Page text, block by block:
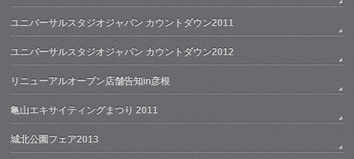
ユニバーサルスタジオジャパン カウントダウン2011
ユニバーサルスタジオジャパン カウントダウン2012
リニューアルオープン店舗告知in彦根
亀山エキサイティングまつり 2011
城北公園フェア2013